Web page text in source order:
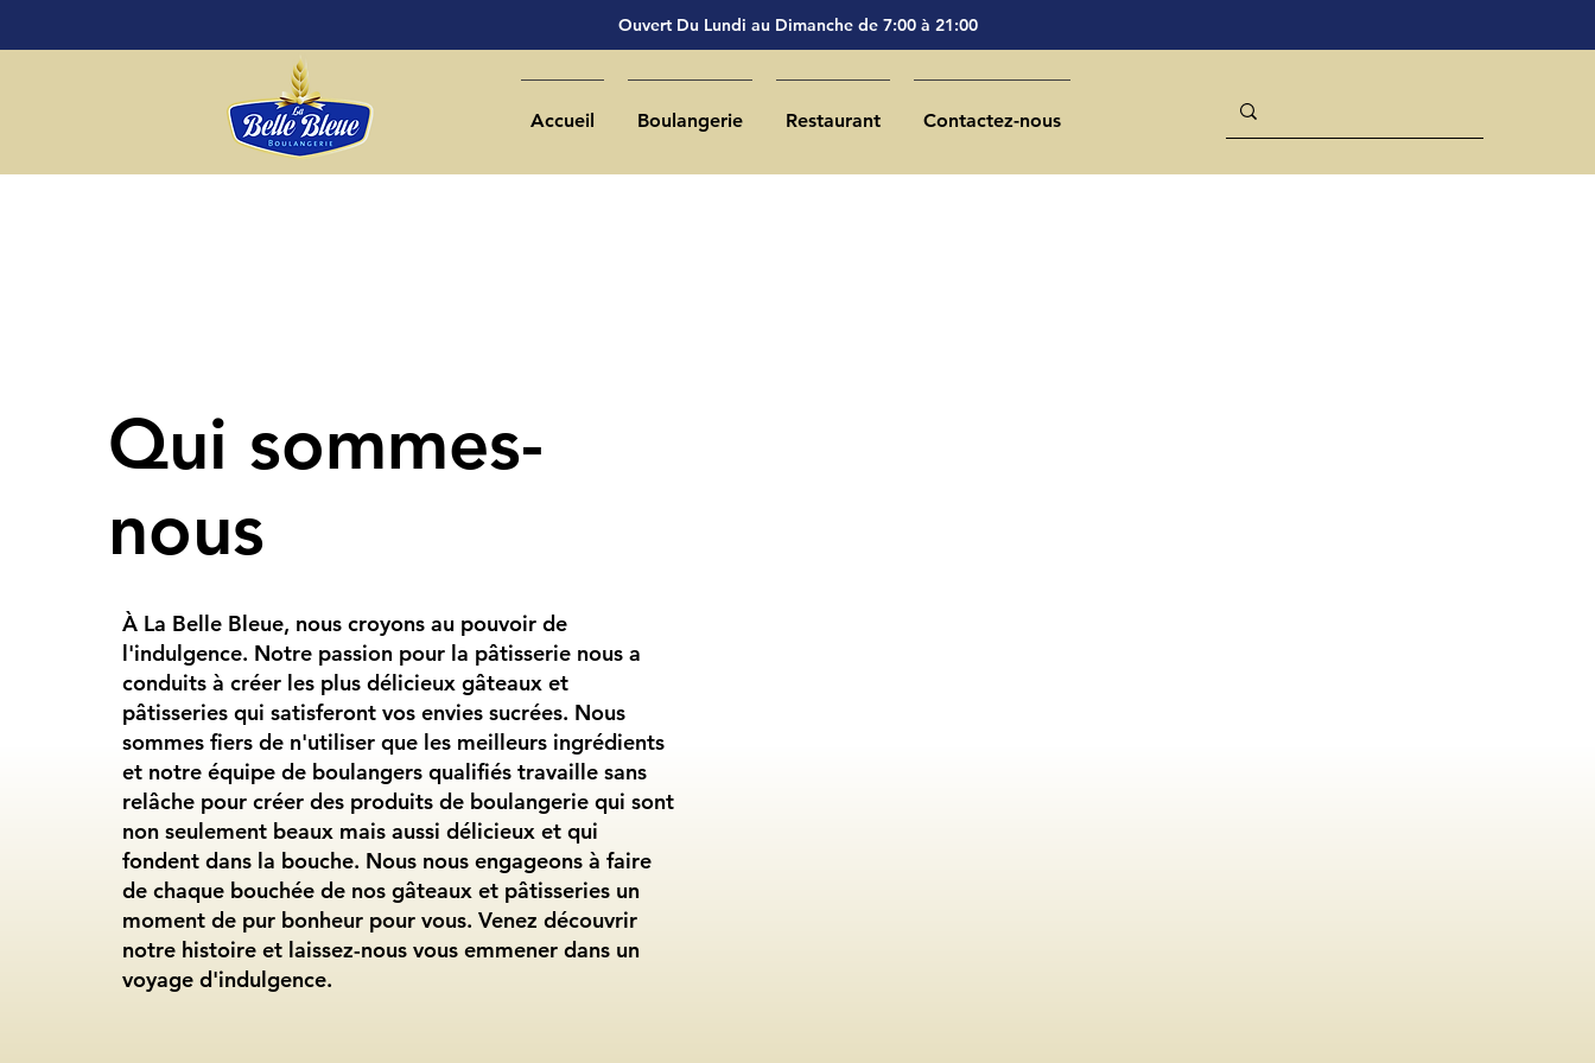
Ouvert Du Lundi au Dimanche de 7:00 à 21:00
Accueil Boulangerie Restaurant Contactez-nous
Qui sommes-
nous
À La Belle Bleue, nous croyons au pouvoir de
l'indulgence. Notre passion pour la pâtisserie nous a
conduits à créer les plus délicieux gâteaux et
pâtisseries qui satisferont vos envies sucrées. Nous
sommes fiers de n'utiliser que les meilleurs ingrédients
et notre équipe de boulangers qualifiés travaille sans
relâche pour créer des produits de boulangerie qui sont
non seulement beaux mais aussi délicieux et qui
fondent dans la bouche. Nous nous engageons à faire
de chaque bouchée de nos gâteaux et pâtisseries un
moment de pur bonheur pour vous. Venez découvrir
notre histoire et laissez-nous vous emmener dans un
voyage d'indulgence.